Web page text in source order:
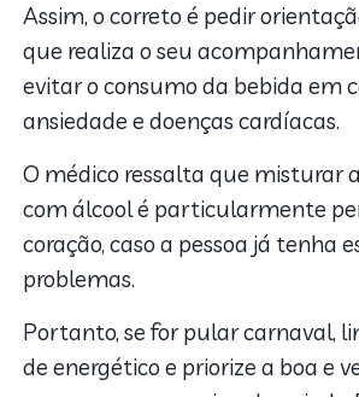
Assim, o correto é pedir
que realiza o seu
evitar o consumo da bebida em
ansiedade e doenças cardíacas.
O médico ressalta que misturar
com álcool é particularmente
coração, caso a pessoa já tenha
problemas.
Portanto, se for pular carnaval,
de energético e priorize a boa e